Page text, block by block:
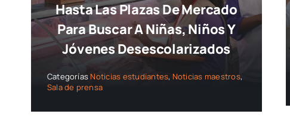
Hasta Las Plazas De Mercado
Para Buscar A Niñas, Niños Y
Jóvenes Desescolarizados
Categorías Noticias estudiantes, Noticias maestros,
Sala de prensa